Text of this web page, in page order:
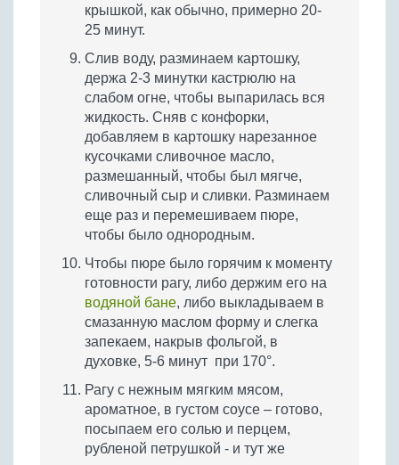
крышкой, как обычно, примерно 20-
25 минут.
Слив воду, разминаем картошку,
держа 2-3 минутки кастрюлю на
слабом огне, чтобы выпарилась вся
жидкость. Сняв с конфорки,
добавляем в картошку нарезанное
кусочками сливочное масло,
размешанный, чтобы был мягче,
сливочный сыр и сливки. Разминаем
еще раз и перемешиваем пюре,
чтобы было однородным.
Чтобы пюре было горячим к моменту
готовности рагу, либо держим его на
водяной бане, либо выкладываем в
смазанную маслом форму и слегка
запекаем, накрыв фольгой, в
духовке, 5-6 минут при 170°.
Рагу с нежным мягким мясом,
ароматное, в густом соусе – готово,
посыпаем его солью и перцем,
рубленой петрушкой - и тут же